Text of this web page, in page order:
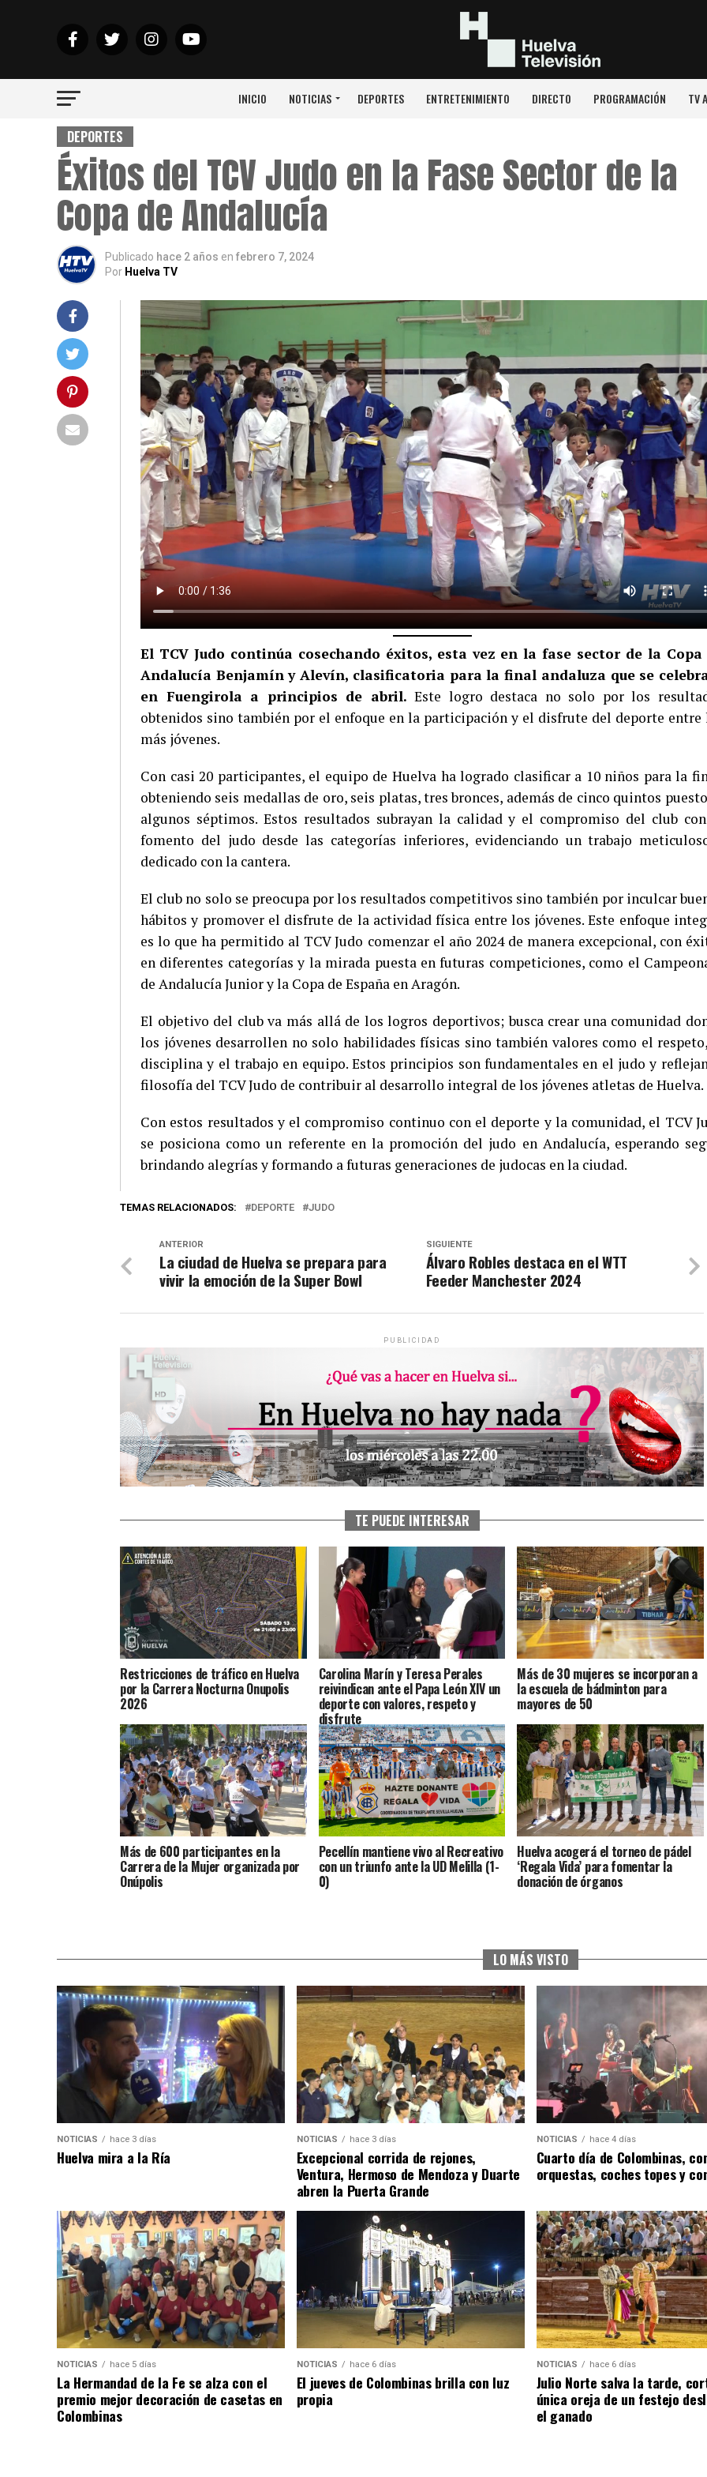
INICIO NOTICIAS DEPORTES ENTRETENIMIENTO DIRECTO PROGRAMACIÓN TV
DEPORTES
Éxitos del TCV Judo en la Fase Sector de la
Copa de Andalucía
Publicado hace 2 años en febrero 7, 2024
Por Huelva TV
El TCV Judo continúa cosechando éxitos, esta vez en la fase sector de la Copa
Andalucía Benjamín y Alevín, clasificatoria para la final andaluza que se
en Fuengirola a principios de abril.Este logro destaca no solo por los
obtenidos sino también por el enfoque en la participación y el disfrute del deporte entre
más jóvenes.
Con casi 20 participantes, el equipo de Huelva ha logrado clasificar a 10 niños para la
obteniendo seis medallas de oro, seis platas, tres bronces, además de cinco quintos
algunos séptimos. Estos resultados subrayan la calidad y el compromiso del club
fomento del judo desde las categorías inferiores, evidenciando un trabajo
dedicado con la cantera.
El club no solo se preocupa por los resultados competitivos sino también por inculcar
hábitos y promover el disfrute de la actividad física entre los jóvenes. Este enfoque
es lo que ha permitido al TCV Judo comenzar el año 2024 de manera excepcional, con
en diferentes categorías y la mirada puesta en futuras competiciones, como el
de Andalucía Junior y la Copa de España en Aragón.
El objetivo del club va más allá de los logros deportivos; busca crear una comunidad
los jóvenes desarrollen no solo habilidades físicas sino también valores como el
disciplina y el trabajo en equipo. Estos principios son fundamentales en el judo y
filosofía del TCV Judo de contribuir al desarrollo integral de los jóvenes atletas de Huelva.
Con estos resultados y el compromiso continuo con el deporte y la comunidad, el TCV
se posiciona como un referente en la promoción del judo en Andalucía, esperando
brindando alegrías y formando a futuras generaciones de judocas en la ciudad.
TEMAS RELACIONADOS: DEPORTE JUDO
SIGUIENTE
Álvaro Robles destaca en el WTT
Feeder Manchester 2024
ANTERIOR
La ciudad de Huelva se prepara para
vivir la emoción de la Super Bowl
PUBLICIDAD
TE PUEDE INTERESAR
Restricciones de tráfico en Huelva
por la Carrera Nocturna Onupolis
2026
Carolina Marín y Teresa Perales
reivindican ante el Papa León XIV un
deporte con valores, respeto y
disfrute
Más de 30 mujeres se incorporan a
la escuela de bádminton para
mayores de 50
Más de 600 participantes en la
Carrera de la Mujer organizada por
Onúpolis
Pecellín mantiene vivo al Recreativo
con un triunfo ante la UD Melilla (1-
0)
Huelva acogerá el torneo de pádel
‘Regala Vida’ para fomentar la
donación de órganos
LO MÁS VISTO
NOTICIAS hace 3 días
Huelva mira a la Ría
NOTICIAS hace 3 días
Excepcional corrida de rejones,
Ventura, Hermoso de Mendoza y Duarte
abren la Puerta Grande
NOTICIAS hace 4 días
Cuarto día de Colombinas,
orquestas, coches topes y
NOTICIAS hace 5 días
La Hermandad de la Fe se alza con el
premio mejor decoración de casetas en
Colombinas
NOTICIAS hace 6 días
El jueves de Colombinas brilla con luz
propia
NOTICIAS hace 6 días
Julio Norte salva la tarde,
única oreja de un festejo
el ganado